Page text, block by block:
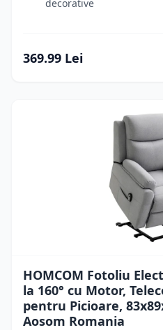
decorative
369.99 Lei
HOMCOM Fotoliu
la 160° cu Motor,
pentru Picioare,
Aosom Romania